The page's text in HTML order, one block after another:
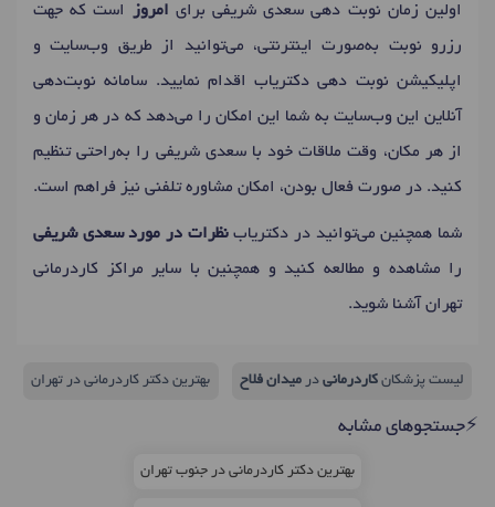
اولین زمان نوبت دهی سعدی شریفی برای امروز
است که جهت
رزرو نوبت به‌صورت اینترنتی، می‌توانید از طریق وب‌سایت و
اپلیکیشن نوبت دهی دکتریاب اقدام نمایید. سامانه نوبت‌دهی
آنلاین این وب‌سایت به شما این امکان را می‌دهد که در هر زمان و
از هر مکان، وقت ملاقات خود با سعدی شریفی را به‌راحتی تنظیم
کنید. در صورت فعال بودن، امکان مشاوره تلفنی نیز فراهم است.
شما همچنین می‌توانید در دکتریابنظرات در مورد سعدی شریفی
را مشاهده و مطالعه کنید و همچنین با سایر مراکز کاردرمانی
تهران آشنا شوید.
لیست پزشکانکاردرمانی درمیدان فلاح بهترین دکتر کاردرمانی در تهران
⚡جستجوهای مشابه
بهترین دکتر کاردرمانی در جنوب تهران